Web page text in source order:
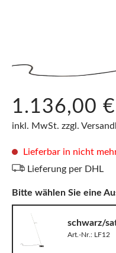
1.136,00
inkl. MwSt. zzgl.
Lieferbar in nicht
Lieferung per DHL
Bitte wählen Sie eine
schwarz/
Art.-Nr.: LF12